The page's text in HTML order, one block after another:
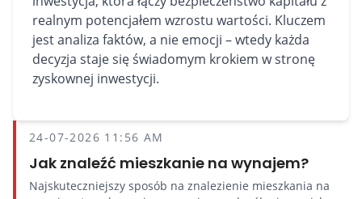
realnym potencjałem wzrostu wartości. Kluczem
jest analiza faktów, a nie emocji – wtedy każda
decyzja staje się świadomym krokiem w stronę
zyskownej inwestycji.
24-07-2026 11:56 AM
Jak znaleźć mieszkanie na wynajem?
Najskuteczniejszy sposób na znalezienie mieszkania na